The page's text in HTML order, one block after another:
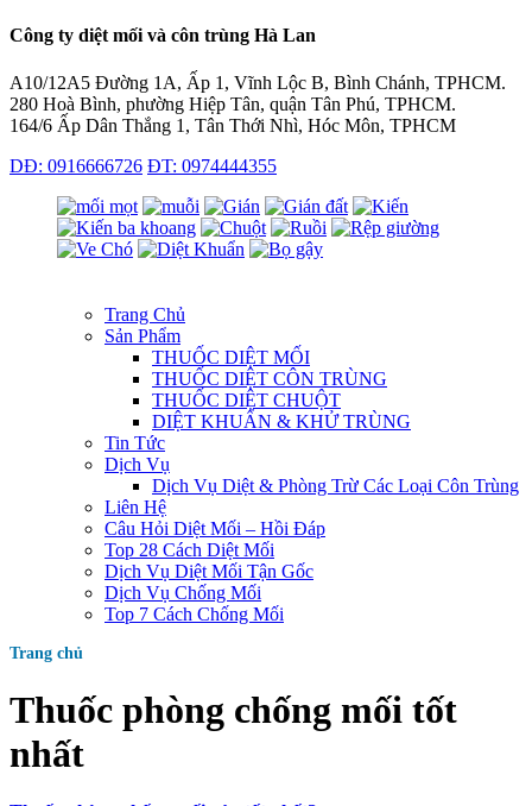
Công ty diệt mối và côn trùng Hà Lan
A10/12A5 Đường 1A, Ấp 1, Vĩnh Lộc B, Bình Chánh, TPHCM.
280 Hoà Bình, phường Hiệp Tân, quận Tân Phú, TPHCM.
164/6 Ấp Dân Thắng 1, Tân Thới Nhì, Hóc Môn, TPHCM
DĐ: 0916666726 ĐT: 0974444355
Trang Chủ
Sản Phẩm
THUỐC DIỆT MỐI
THUỐC DIỆT CÔN TRÙNG
THUỐC DIỆT CHUỘT
DIỆT KHUẨN & KHỬ TRÙNG
Tin Tức
Dịch Vụ
Dịch Vụ Diệt & Phòng Trừ Các Loại Côn Trùng
Liên Hệ
Câu Hỏi Diệt Mối – Hồi Đáp
Top 28 Cách Diệt Mối
Dịch Vụ Diệt Mối Tận Gốc
Dịch Vụ Chống Mối
Top 7 Cách Chống Mối
Trang chủ
Thuốc phòng chống mối tốt
nhất